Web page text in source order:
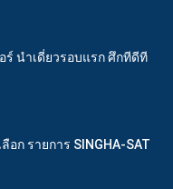
ร์ นำเดี่ยวรอบแรก ศึกทีดีที
อก รายการ SINGHA-SAT